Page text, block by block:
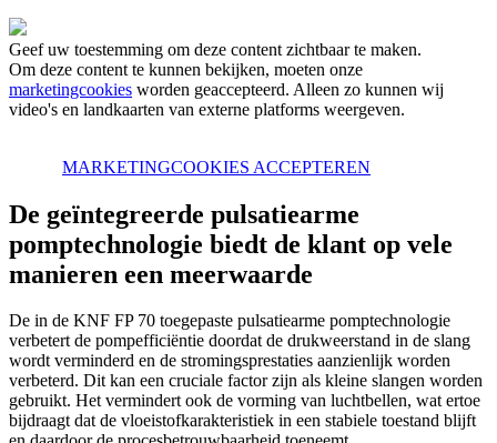
Geef uw toestemming om deze content zichtbaar te maken.
Om deze content te kunnen bekijken, moeten onze
marketingcookies worden geaccepteerd. Alleen zo kunnen wij
video's en landkaarten van externe platforms weergeven.
MARKETINGCOOKIES ACCEPTEREN
De geïntegreerde pulsatiearme
pomptechnologie biedt de klant op vele
manieren een meerwaarde
De in de KNF FP 70 toegepaste pulsatiearme pomptechnologie
verbetert de pompefficiëntie doordat de drukweerstand in de slang
wordt verminderd en de stromingsprestaties aanzienlijk worden
verbeterd. Dit kan een cruciale factor zijn als kleine slangen worden
gebruikt. Het vermindert ook de vorming van luchtbellen, wat ertoe
bijdraagt dat de vloeistofkarakteristiek in een stabiele toestand blijft